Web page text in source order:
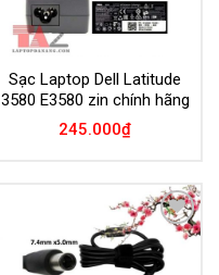
Sạc Laptop Dell Latitude
3580 E3580 zin chính hãng
245.000₫
Add to
Wishlist